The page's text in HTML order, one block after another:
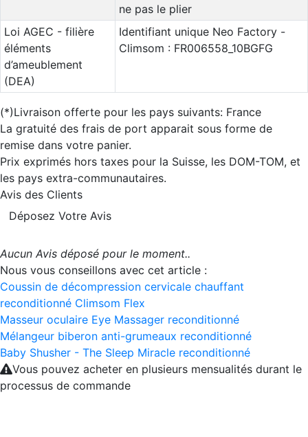
ne pas le plier
Loi AGEC - filière
éléments
d’ameublement
(DEA)
Identifiant unique Neo Factory -
Climsom : FR006558_10BGFG
(*)Livraison offerte pour les pays suivants: France
La gratuité des frais de port apparait sous forme de
remise dans votre panier.
Prix exprimés hors taxes pour la Suisse, les DOM-TOM, et
les pays extra-communautaires.
Avis des Clients
Déposez Votre Avis
Aucun Avis déposé pour le moment..
Nous vous conseillons avec cet article :
Coussin de décompression cervicale chauffant
reconditionné Climsom Flex
Masseur oculaire Eye Massager reconditionné
Mélangeur biberon anti-grumeaux reconditionné
Baby Shusher - The Sleep Miracle reconditionné
Vous pouvez acheter en plusieurs mensualités durant le
processus de commande